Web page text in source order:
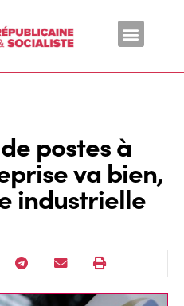
postes à
va bien,
industrielle